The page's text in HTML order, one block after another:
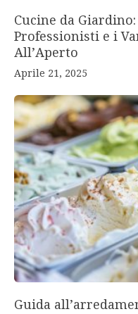
Cucine da
Professionisti e i
All’Aperto
Aprile 21, 2025
Guida